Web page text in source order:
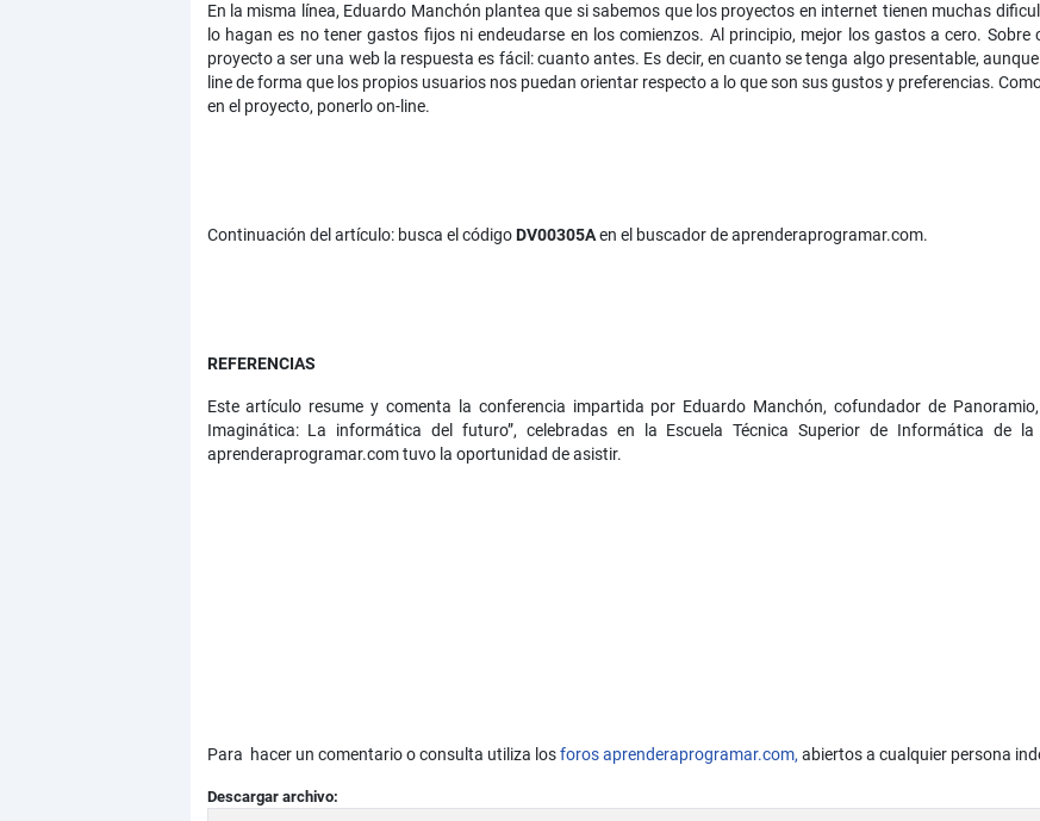
En la misma línea, Eduardo Manchón plantea que si sabemos que los proyectos en internet tienen muchas
lo hagan es no tener gastos fijos ni endeudarse en los comienzos. Al principio, mejor los gastos a cero.
proyecto a ser una web la respuesta es fácil: cuanto antes. Es decir, en cuanto se tenga algo presentable,
line de forma que los propios usuarios nos puedan orientar respecto a lo que son sus gustos y preferencias.
en el proyecto, ponerlo on-line.
Continuación del artículo: busca el códigoDV00305Aen el buscador de aprenderaprogramar.com.
REFERENCIAS
Este artículo resume y comenta la conferencia impartida por Eduardo Manchón, cofundador de
Imaginática: La informática del futuro”, celebradas en la Escuela Técnica Superior de Informática de
aprenderaprogramar.com tuvo la oportunidad de asistir.
Para hacer un comentario o consulta utiliza losforos aprenderaprogramar.com, abiertos a cualquier persona
Descargar archivo: